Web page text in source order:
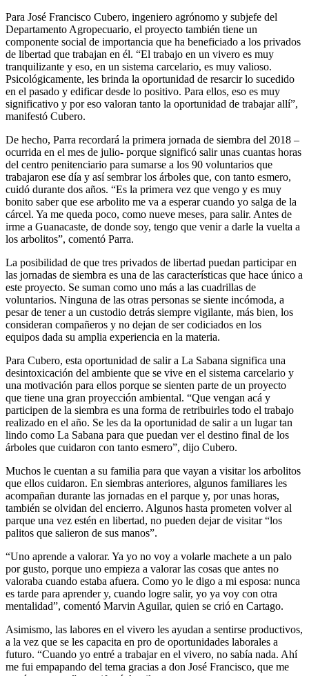
Para José Francisco Cubero, ingeniero agrónomo y subjefe del
Departamento Agropecuario, el proyecto también tiene un
componente social de importancia que ha beneficiado a los privados
de libertad que trabajan en él. “El trabajo en un vivero es muy
tranquilizante y eso, en un sistema carcelario, es muy valioso.
Psicológicamente, les brinda la oportunidad de resarcir lo sucedido
en el pasado y edificar desde lo positivo. Para ellos, eso es muy
significativo y por eso valoran tanto la oportunidad de trabajar allí”,
manifestó Cubero.
De hecho, Parra recordará la primera jornada de siembra del 2018 –
ocurrida en el mes de julio- porque significó salir unas cuantas horas
del centro penitenciario para sumarse a los 90 voluntarios que
trabajaron ese día y así sembrar los árboles que, con tanto esmero,
cuidó durante dos años. “Es la primera vez que vengo y es muy
bonito saber que ese arbolito me va a esperar cuando yo salga de la
cárcel. Ya me queda poco, como nueve meses, para salir. Antes de
irme a Guanacaste, de donde soy, tengo que venir a darle la vuelta a
los arbolitos”, comentó Parra.
La posibilidad de que tres privados de libertad puedan participar en
las jornadas de siembra es una de las características que hace único a
este proyecto. Se suman como uno más a las cuadrillas de
voluntarios. Ninguna de las otras personas se siente incómoda, a
pesar de tener a un custodio detrás siempre vigilante, más bien, los
consideran compañeros y no dejan de ser codiciados en los
equipos dada su amplia experiencia en la materia.
Para Cubero, esta oportunidad de salir a La Sabana significa una
desintoxicación del ambiente que se vive en el sistema carcelario y
una motivación para ellos porque se sienten parte de un proyecto
que tiene una gran proyección ambiental. “Que vengan acá y
participen de la siembra es una forma de retribuirles todo el trabajo
realizado en el año. Se les da la oportunidad de salir a un lugar tan
lindo como La Sabana para que puedan ver el destino final de los
árboles que cuidaron con tanto esmero”, dijo Cubero.
Muchos le cuentan a su familia para que vayan a visitar los arbolitos
que ellos cuidaron. En siembras anteriores, algunos familiares les
acompañan durante las jornadas en el parque y, por unas horas,
también se olvidan del encierro. Algunos hasta prometen volver al
parque una vez estén en libertad, no pueden dejar de visitar “los
palitos que salieron de sus manos”.
“Uno aprende a valorar. Ya yo no voy a volarle machete a un palo
por gusto, porque uno empieza a valorar las cosas que antes no
valoraba cuando estaba afuera. Como yo le digo a mi esposa: nunca
es tarde para aprender y, cuando logre salir, yo ya voy con otra
mentalidad”, comentó Marvin Aguilar, quien se crió en Cartago.
Asimismo, las labores en el vivero les ayudan a sentirse productivos,
a la vez que se les capacita en pro de oportunidades laborales a
futuro. “Cuando yo entré a trabajar en el vivero, no sabía nada. Ahí
me fui empapando del tema gracias a don José Francisco, que me